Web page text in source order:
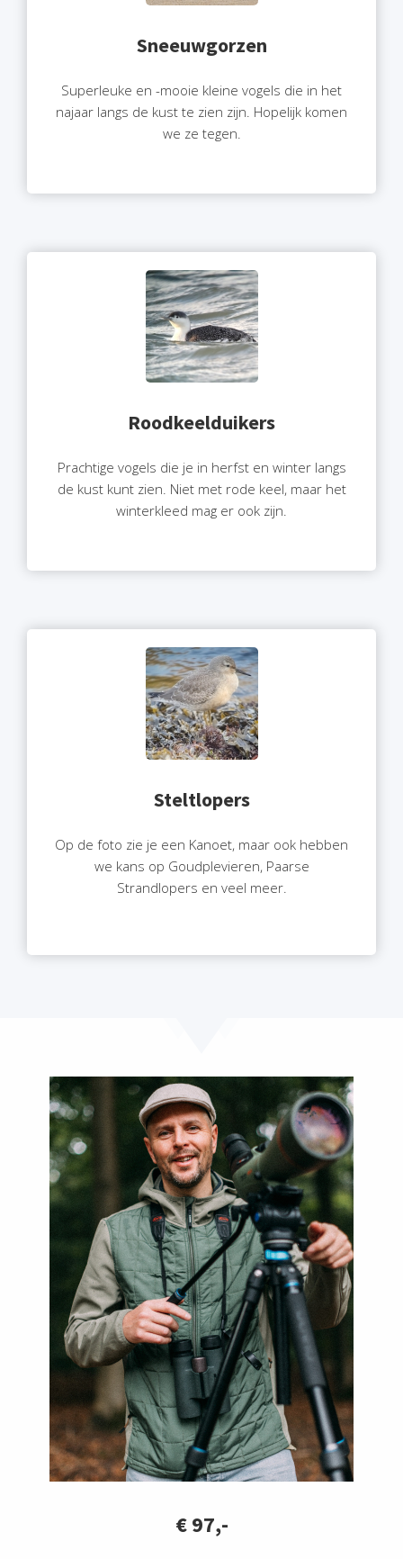
Sneeuwgorzen
Superleuke en -mooie kleine vogels die in het
najaar langs de kust te zien zijn. Hopelijk komen
we ze tegen.
Roodkeelduikers
Prachtige vogels die je in herfst en winter langs
de kust kunt zien. Niet met rode keel, maar het
winterkleed mag er ook zijn.
Steltlopers
Op de foto zie je een Kanoet, maar ook hebben
we kans op Goudplevieren, Paarse
Strandlopers en veel meer.
€ 97,-